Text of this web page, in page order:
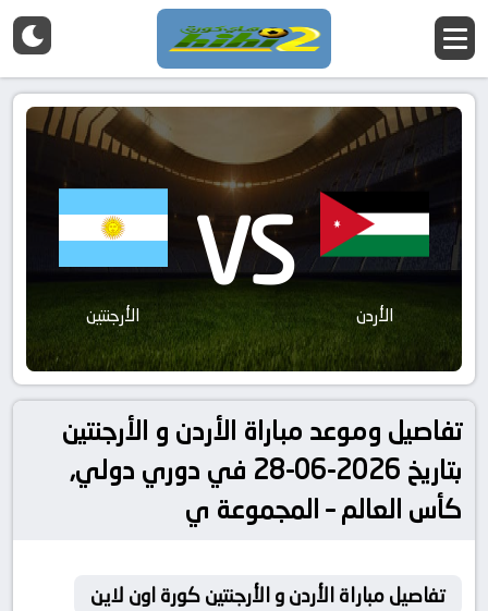
الأردن VS الأرجنتين
تفاصيل وموعد مباراة الأردن و الأرجنتين
بتاريخ 2026-06-28 في دوري دولي,
كأس العالم – المجموعة ي
تفاصيل مباراة الأردن و الأرجنتين كورة اون لاين